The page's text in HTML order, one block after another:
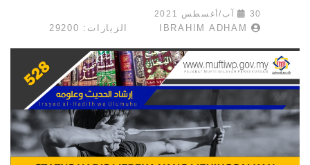
30 آب/أغسطس 2021
IBRAHIM ADHAM الزيارات: 29200